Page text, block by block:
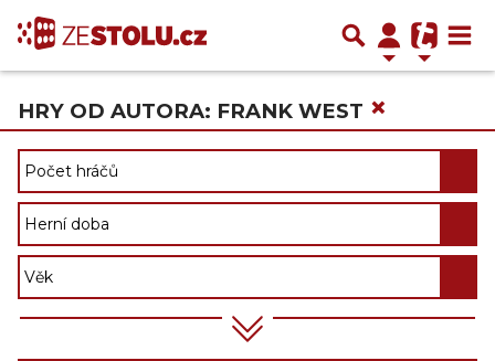
HRY OD AUTORA: FRANK WEST ×